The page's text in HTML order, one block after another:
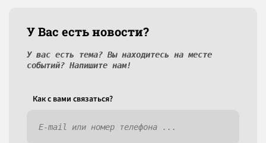
У Вас есть новости?
У вас есть тема? Вы находитесь на месте
событий? Напишите нам!
Как c вами связаться?